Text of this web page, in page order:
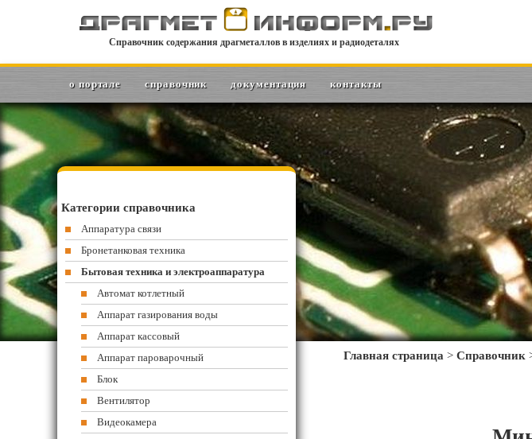
Справочник содержания драгметаллов в изделиях и радиодеталях
о портале справочник документация контакты
Главная страница > Справочник
Категории справочника
Аппаратура связи
Бронетанковая техника
Бытовая техника и электроаппаратура
Автомат котлетный
Аппарат газирования воды
Аппарат кассовый
Аппарат пароварочный
Блок
Вентилятор
Видеокамера